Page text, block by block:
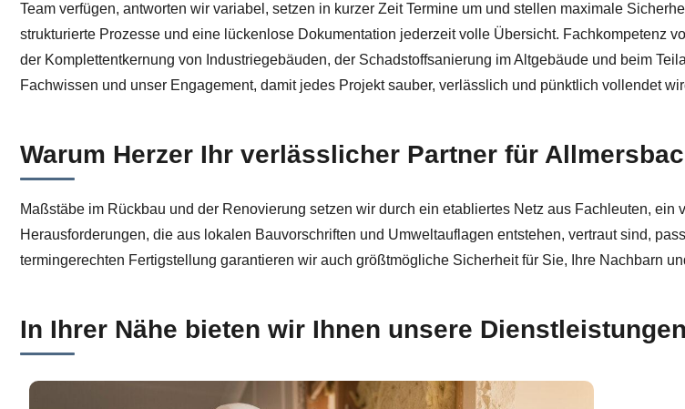
Team verfügen, antworten wir variabel, setzen in kurzer Zeit Termine um und stellen maximale
strukturierte Prozesse und eine lückenlose Dokumentation jederzeit volle Übersicht. Fachkompetenz
der Komplettentkernung von Industriegebäuden, der Schadstoffsanierung im Altgebäude und beim
Fachwissen und unser Engagement, damit jedes Projekt sauber, verlässlich und pünktlich vollendet
Warum Herzer Ihr verlässlicher Partner für
Maßstäbe im Rückbau und der Renovierung setzen wir durch ein etabliertes Netz aus Fachleuten,
Herausforderungen, die aus lokalen Bauvorschriften und Umweltauflagen entstehen, vertraut sind,
termingerechten Fertigstellung garantieren wir auch größtmögliche Sicherheit für Sie, Ihre Nachbarn
In Ihrer Nähe bieten wir Ihnen unsere Dienstleistungen